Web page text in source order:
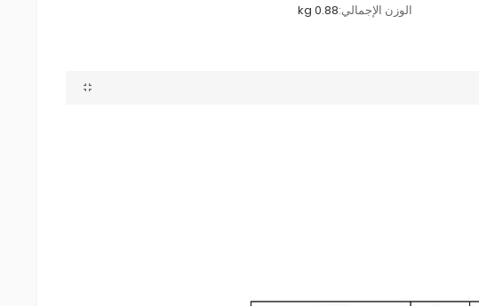
الوزن الإجمالي:0.88 kg